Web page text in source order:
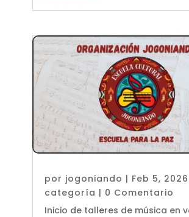
por jogoniando | Feb 5, 2026
categoría | 0 Comentario
Inicio de talleres de música en